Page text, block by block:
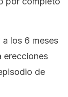
los 6 meses
erecciones
de